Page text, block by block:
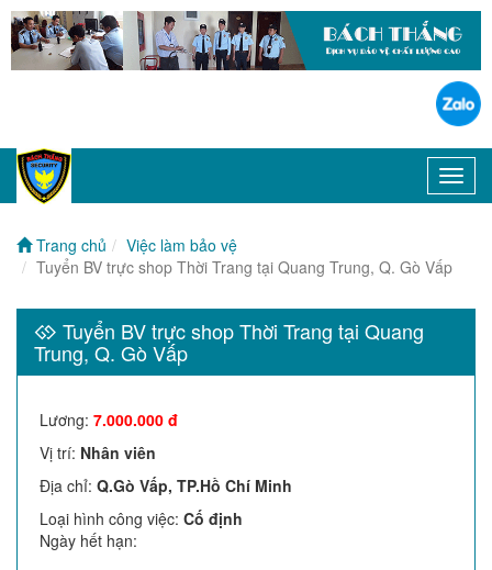
Trang chủ
Việc làm bảo vệ
Tuyển BV trực shop Thời Trang tại Quang Trung, Q. Gò Vấp
Tuyển BV trực shop Thời Trang tại Quang
Trung, Q. Gò Vấp
Lương: 7.000.000 đ
Vị trí: Nhân viên
Địa chỉ: Q.Gò Vấp, TP.Hồ Chí Minh
Loại hình công việc: Cố định
Ngày hết hạn: